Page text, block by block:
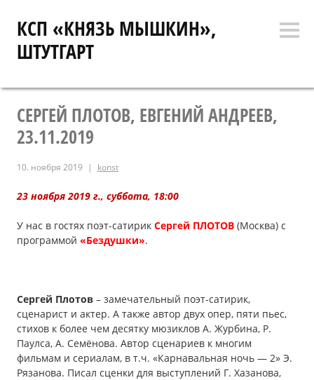
содержимому
КСП «КНЯЗЬ МЫШКИН»,
ШТУТГАРТ
СЕРГЕЙ ПЛОТОВ, ЕВГЕНИЙ АНДРЕЕВ,
23.11.2019
10. ноября 2019 konst
23 ноября 2019 г., суббота, 18:00
У нас в гостях поэт-сатирик Сергей ПЛОТОВ (Москва) с
программой «Бездушки».
Сергей Плотов – замечательный поэт-сатирик,
сценарист и актер. А также автор двух опер, пяти пьес,
стихов к более чем десятку мюзиклов А. Журбина, Р.
Паулса, А. Семёнова. Автор сценариев к многим
фильмам и сериалам, в т.ч. «Карнавальная ночь — 2» Э.
Рязанова. Писал сценки для выступлений Г. Хазанова,